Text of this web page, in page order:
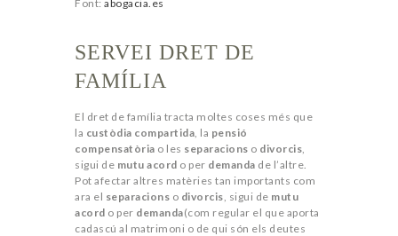
Font: abogacia.es
SERVEI DRET DE
FAMÍLIA
El dret de família tracta moltes coses més que
la custòdia compartida , la pensió
compensatòria o les separacions o divorcis
sigui de mutu acord o per demanda de l’altre.
Pot afectar altres matèries tan importants com
ara el separacions o divorcis , sigui de mutu
acord o per demanda(com regular el que aporta
cadascú al matrimoni o de qui són els deutes